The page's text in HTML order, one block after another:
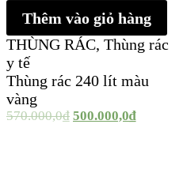
Thêm vào giỏ hàng
THÙNG RÁC, Thùng rác
y tế
Thùng rác 240 lít màu
vàng
570.000,0₫ 500.000,0₫